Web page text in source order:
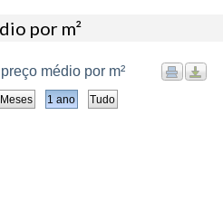
por m²
médio por m²
1 ano Tudo